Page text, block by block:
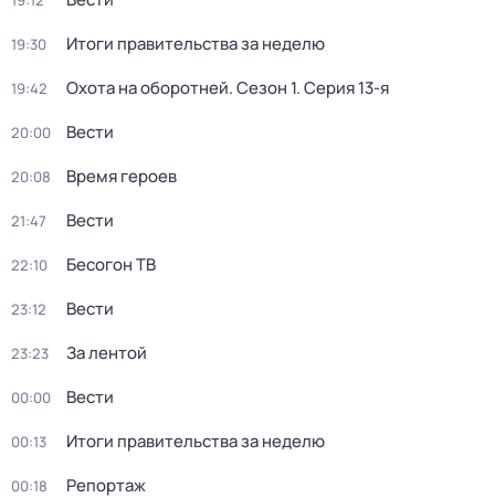
19:30 Итоги правительства за неделю
19:42 Охота на оборотней. Сезон 1. Серия 13-я
20:00 Вести
20:08 Время героев
21:47 Вести
22:10 Бесогон ТВ
23:12 Вести
23:23 За лентой
00:00 Вести
00:13 Итоги правительства за неделю
00:18 Репортаж